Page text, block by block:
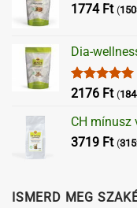
1774 Ft (
Dia-
Értékelés:
2176 Ft (
CH mínusz
3719 Ft (
ISMERD MEG